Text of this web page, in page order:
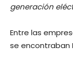
generación
Entre las
se encontraban